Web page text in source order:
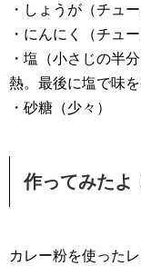
・しょうが（チュー
・にんにく（チュー
・塩（小さじの半
熱。最後に塩で味を
・砂糖（少々）
作ってみたよ
カレー粉を使った